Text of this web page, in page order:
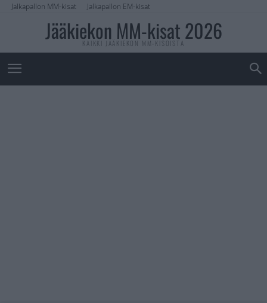
Jalkapallon MM-kisat Jalkapallon EM-kisat
Jääkiekon MM-kisat 2026
KAIKKI JÄÄKIEKON MM-KISOISTA